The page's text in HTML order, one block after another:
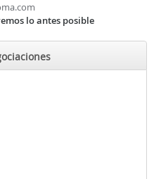
lo antes posible